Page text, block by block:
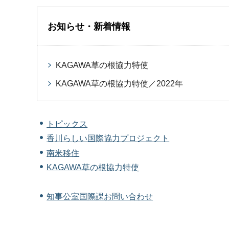
お知らせ・新着情報
KAGAWA草の根協力特使
KAGAWA草の根協力特使／2022年
トピックス
香川らしい国際協力プロジェクト
南米移住
KAGAWA草の根協力特使
知事公室国際課お問い合わせ